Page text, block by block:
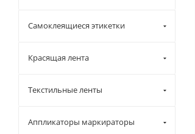
Самоклеящиеся этикетки
Красящая лента
Текстильные ленты
Аппликаторы маркираторы